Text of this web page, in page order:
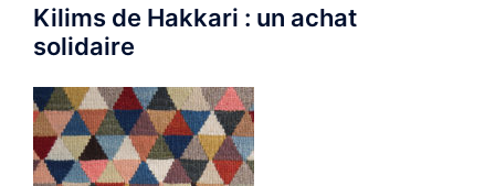
Kilims de Hakkari : un achat
solidaire